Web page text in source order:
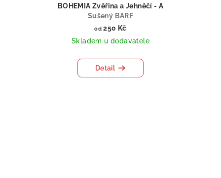
BOHEMIA Zvěřina a Jehněčí - A
Sušený BARF
od 250 Kč
Skladem u dodavatele
Detail